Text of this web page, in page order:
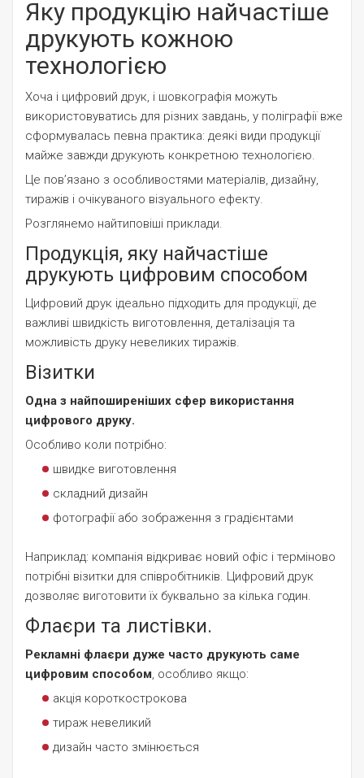
Яку продукцію найчастіше
друкують кожною
технологією
Хоча і цифровий друк, і шовкографія можуть
використовуватись для різних завдань, у поліграфії вже
сформувалась певна практика: деякі види продукції
майже завжди друкують конкретною технологією.
Це пов’язано з особливостями матеріалів, дизайну,
тиражів і очікуваного візуального ефекту.
Розглянемо найтиповіші приклади.
Продукція, яку найчастіше
друкують цифровим способом
Цифровий друк ідеально підходить для продукції, де
важливі швидкість виготовлення, деталізація та
можливість друку невеликих тиражів.
Візитки
Одна з найпоширеніших сфер використання
цифрового друку.
Особливо коли потрібно:
швидке виготовлення
складний дизайн
фотографії або зображення з градієнтами
Наприклад: компанія відкриває новий офіс і терміново
потрібні візитки для співробітників. Цифровий друк
дозволяє виготовити їх буквально за кілька годин.
Флаєри та листівки.
Рекламні флаєри дуже часто друкують саме
цифровим способом, особливо якщо:
акція короткострокова
тираж невеликий
дизайн часто змінюється